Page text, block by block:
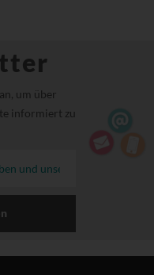
um über
informiert zu